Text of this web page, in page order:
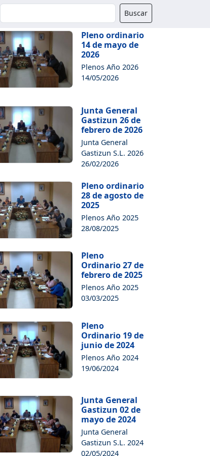
Buscador Buscar
Pleno ordinario
14 de mayo de
2026
Plenos Año 2026
14/05/2026
Junta General
Gastizun 26 de
febrero de 2026
Junta General
Gastizun S.L. 2026
26/02/2026
Pleno ordinario
28 de agosto de
2025
Plenos Año 2025
28/08/2025
Pleno
Ordinario 27 de
febrero de 2025
Plenos Año 2025
03/03/2025
Pleno
Ordinario 19 de
junio de 2024
Plenos Año 2024
19/06/2024
Junta General
Gastizun 02 de
mayo de 2024
Junta General
Gastizun S.L. 2024
02/05/2024